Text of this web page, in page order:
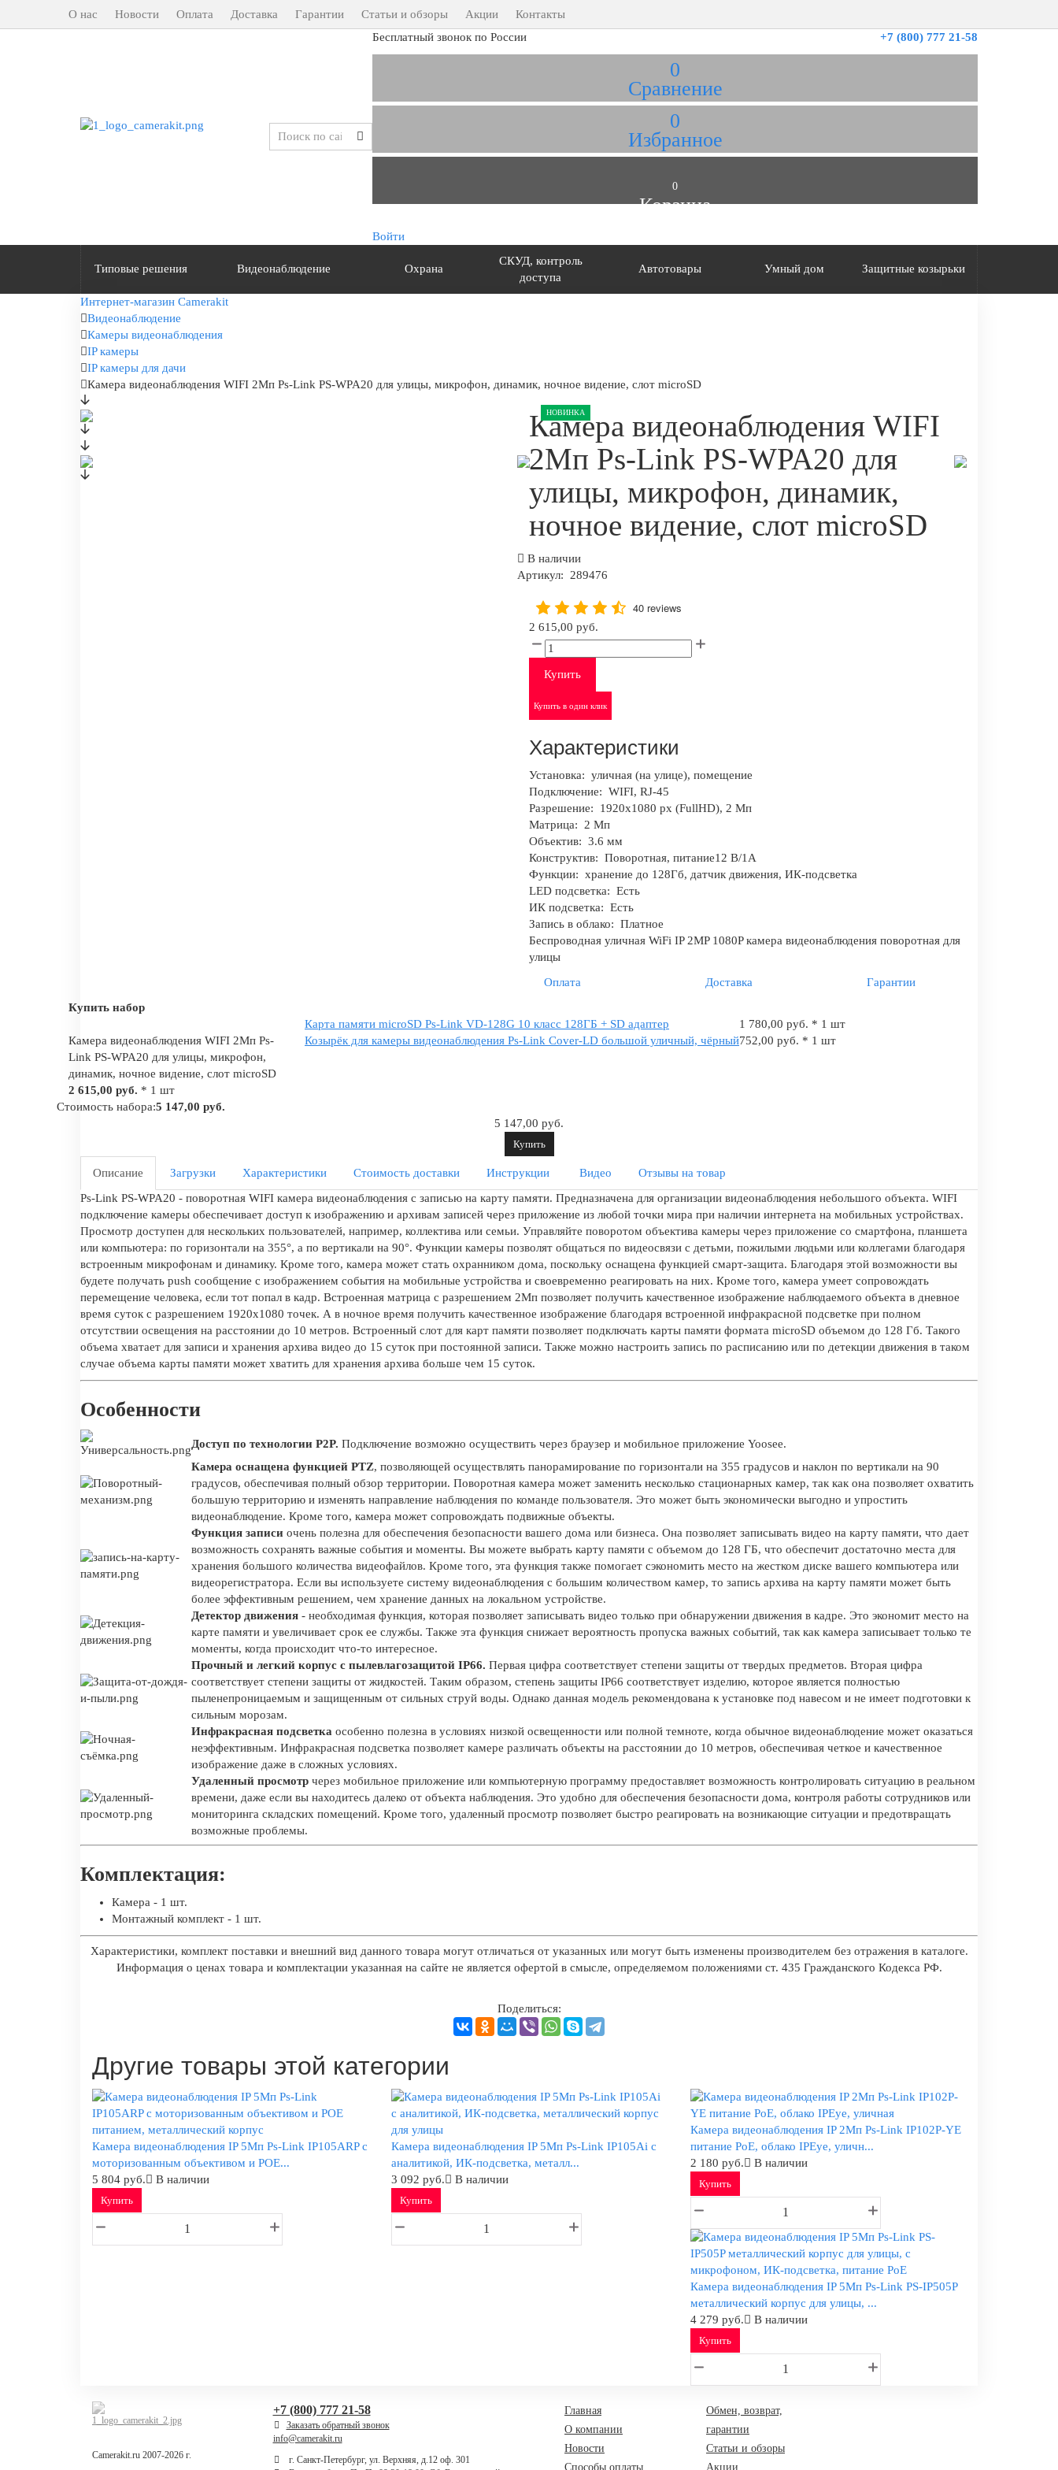
О нас Новости Оплата Доставка Гарантии Статьи и обзоры Акции
Контакты
+7 (800) 777 21-58
Бесплатный звонок по России
0
Сравнение
0
Избранное
0
Корзина
Войти
Типовые решения Видеонаблюдение Охрана
СКУД, контроль
доступа
Автотовары Умный дом Защитные козырьки
Интернет-магазин Camerakit
Видеонаблюдение
Камеры видеонаблюдения
IP камеры
IP камеры для дачи
Камера видеонаблюдения WIFI 2Мп Ps-Link PS-WPA20 для улицы, микрофон, динамик, ночное видение, слот microSD
НОВИНКА
Камера видеонаблюдения WIFI
2Мп Ps-Link PS-WPA20 для
улицы, микрофон, динамик,
ночное видение, слот microSD
В наличии
Артикул:
289476
40 reviews
2 615,00 руб.
Купить
Купить в один клик
Характеристики
Установка: уличная (на улице), помещение
Подключение: WIFI, RJ-45
Разрешение:
1920x1080 px (FullHD), 2 Мп
Матрица:
2 Мп
Объектив: 3.6 мм
Конструктив: Поворотная, питание12 В/1А
Функции: хранение до 128Гб, датчик движения, ИК-подсветка
LED подсветка: Есть
ИК подсветка: Есть
Запись в облако: Платное
Беспроводная уличная WiFi IP 2MP 1080P камера видеонаблюдения поворотная для
улицы
Оплата
Доставка
Гарантии
Купить набор
Камера видеонаблюдения WIFI 2Мп Ps-
Link PS-WPA20 для улицы, микрофон,
динамик, ночное видение, слот microSD
2 615,00 руб. * 1 шт
Карта памяти microSD Ps-Link VD-128G 10 класс 128ГБ + SD адаптер
1 780,00 руб. * 1 шт
Козырёк для камеры видеонаблюдения Ps-Link Cover-LD большой уличный, чёрный752,00 руб. * 1 шт
Стоимость набора:5 147,00 руб.
5 147,00 руб.
Купить
Описание Загрузки Характеристики Стоимость доставки Инструкции Видео
Отзывы на товар
Ps-Link PS-WPA20 - поворотная WIFI камера видеонаблюдения с записью на карту памяти. Предназначена для организации видеонаблюдения небольшого объекта. WIFI
подключение камеры обеспечивает доступ к изображению и архивам записей через приложение из любой точки мира при наличии интернета на мобильных устройствах.
Просмотр доступен для нескольких пользователей, например, коллектива или семьи. Управляйте поворотом объектива камеры через приложение со смартфона, планшета
или компьютера: по горизонтали на 355°, а по вертикали на 90°. Функции камеры позволят общаться по видеосвязи с детьми, пожилыми людьми или коллегами благодаря
встроенным микрофонам и динамику. Кроме того, камера может стать охранником дома, поскольку оснащена функцией смарт-защита. Благодаря этой возможности вы
будете получать push сообщение с изображением события на мобильные устройства и своевременно реагировать на них. Кроме того, камера умеет сопровождать
перемещение человека, если тот попал в кадр. Встроенная матрица с разрешением 2Мп позволяет получить качественное изображение наблюдаемого объекта в дневное
время суток с разрешением 1920x1080 точек. А в ночное время получить качественное изображение благодаря встроенной инфракрасной подсветке при полном
отсутствии освещения на расстоянии до 10 метров. Встроенный слот для карт памяти позволяет подключать карты памяти формата microSD объемом до 128 Гб. Такого
объема хватает для записи и хранения архива видео до 15 суток при постоянной записи. Также можно настроить запись по расписанию или по детекции движения в таком
случае объема карты памяти может хватить для хранения архива больше чем 15 суток.
Особенности
Доступ по технологии P2P. Подключение возможно осуществить через браузер и мобильное приложение Yoosee.
Камера оснащена функцией PTZ, позволяющей осуществлять панорамирование по горизонтали на 355 градусов и наклон по вертикали на 90
градусов, обеспечивая полный обзор территории. Поворотная камера может заменить несколько стационарных камер, так как она позволяет охватить
большую территорию и изменять направление наблюдения по команде пользователя. Это может быть экономически выгодно и упростить
видеонаблюдение. Кроме того, камера может сопровождать подвижные объекты.
Функция записи очень полезна для обеспечения безопасности вашего дома или бизнеса. Она позволяет записывать видео на карту памяти, что дает
возможность сохранять важные события и моменты. Вы можете выбрать карту памяти с объемом до 128 ГБ, что обеспечит достаточно места для
хранения большого количества видеофайлов. Кроме того, эта функция также помогает сэкономить место на жестком диске вашего компьютера или
видеорегистратора. Если вы используете систему видеонаблюдения с большим количеством камер, то запись архива на карту памяти может быть
более эффективным решением, чем хранение данных на локальном устройстве.
Детектор движения - необходимая функция, которая позволяет записывать видео только при обнаружении движения в кадре. Это экономит место на
карте памяти и увеличивает срок ее службы. Также эта функция снижает вероятность пропуска важных событий, так как камера записывает только те
моменты, когда происходит что-то интересное.
Прочный и легкий корпус с пылевлагозащитой IP66. Первая цифра соответствует степени защиты от твердых предметов. Вторая цифра
соответствует степени защиты от жидкостей. Таким образом, степень защиты IP66 соответствует изделию, которое является полностью
пыленепроницаемым и защищенным от сильных струй воды. Однако данная модель рекомендована к установке под навесом и не имеет подготовки к
сильным морозам.
Инфракрасная подсветка особенно полезна в условиях низкой освещенности или полной темноте, когда обычное видеонаблюдение может оказаться
неэффективным. Инфракрасная подсветка позволяет камере различать объекты на расстоянии до 10 метров, обеспечивая четкое и качественное
изображение даже в сложных условиях.
Удаленный просмотр через мобильное приложение или компьютерную программу предоставляет возможность контролировать ситуацию в реальном
времени, даже если вы находитесь далеко от объекта наблюдения. Это удобно для обеспечения безопасности дома, контроля работы сотрудников или
мониторинга складских помещений. Кроме того, удаленный просмотр позволяет быстро реагировать на возникающие ситуации и предотвращать
возможные проблемы.
Комплектация:
Камера - 1 шт.
Монтажный комплект - 1 шт.
Характеристики, комплект поставки и внешний вид данного товара могут отличаться от указанных или могут быть изменены производителем без отражения в каталоге.
Информация о ценах товара и комплектации указанная на сайте не является офертой в смысле, определяемом положениями ст. 435 Гражданского Кодекса РФ.
Поделиться:
Другие товары этой категории
Камера видеонаблюдения IP 5Мп Ps-Link IP105ARP с
моторизованным объективом и POE...
5 804 руб.
В наличии
Купить
Камера видеонаблюдения IP 5Мп Ps-Link IP105Ai с
аналитикой, ИК-подсветка, металл...
3 092 руб.
В наличии
Купить
Камера видеонаблюдения IP 2Мп Ps-Link IP102P-YE
питание PoE, облако IPEye, уличн...
2 180 руб.
В наличии
Купить
Камера видеонаблюдения IP 5Мп Ps-Link PS-IP505P
металлический корпус для улицы, ...
4 279 руб.
В наличии
Купить
Camerakit.ru 2007-2026 г.
+7 (800) 777 21-58
Заказать обратный звонок
info@camerakit.ru
г. Санкт-Петербург, ул. Верхняя, д.12 оф. 301
Главная
О компании
Новости
Способы оплаты
Обмен, возврат,
гарантии
Статьи и обзоры
Акции